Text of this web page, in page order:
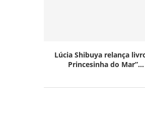
Lúcia Shibuya relança
Princesinha do Mar”...